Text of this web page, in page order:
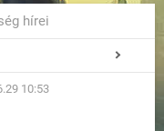
hírei
10:53